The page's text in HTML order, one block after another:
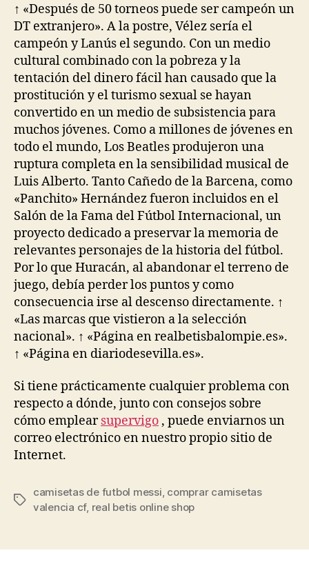
↑ «Después de 50 torneos puede ser campeón un
DT extranjero». A la postre, Vélez sería el
campeón y Lanús el segundo. Con un medio
cultural combinado con la pobreza y la
tentación del dinero fácil han causado que la
prostitución y el turismo sexual se hayan
convertido en un medio de subsistencia para
muchos jóvenes. Como a millones de jóvenes en
todo el mundo, Los Beatles produjeron una
ruptura completa en la sensibilidad musical de
Luis Alberto. Tanto Cañedo de la Barcena, como
«Panchito» Hernández fueron incluidos en el
Salón de la Fama del Fútbol Internacional, un
proyecto dedicado a preservar la memoria de
relevantes personajes de la historia del fútbol.
Por lo que Huracán, al abandonar el terreno de
juego, debía perder los puntos y como
consecuencia irse al descenso directamente. ↑
«Las marcas que vistieron a la selección
nacional». ↑ «Página en realbetisbalompie.es».
↑ «Página en diariodesevilla.es».
Si tiene prácticamente cualquier problema con
respecto a dónde, junto con consejos sobre
cómo emplearsupervigo , puede enviarnos un
correo electrónico en nuestro propio sitio de
Internet.
Etiquetas
camisetas de futbol messi, comprar camisetas
valencia cf, real betis online shop